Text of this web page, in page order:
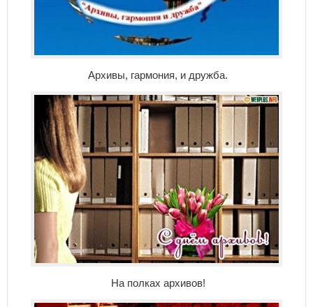
Архивы, гармония, и дружба.
На полках архивов!